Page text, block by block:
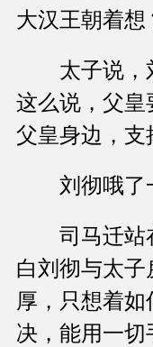
大汉王朝着想
太子说，
这么说，父皇
父皇身边，支
刘彻哦了一
司马迁站在
白刘彻与太子
厚，只想着
决，能用一